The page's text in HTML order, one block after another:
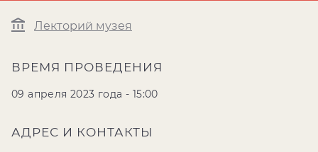
Лекторий музея
ВРЕМЯ ПРОВЕДЕНИЯ
09 апреля 2023 года - 15:00
АДРЕС И КОНТАКТЫ